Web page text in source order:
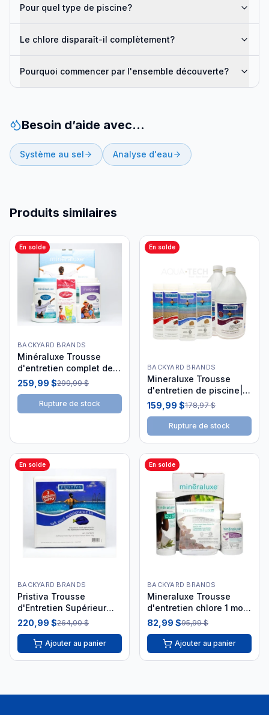
Pour quel type de piscine?
Le chlore disparaît-il complètement?
Pourquoi commencer par l'ensemble découverte?
Besoin d’aide avec…
Système au sel Analyse d'eau
Produits similaires
En solde
BACKYARD BRANDS
Minéraluxe Trousse
d'entretien complet de
piscine avec Oxygen
259,99 $299,99 $
Rupture de stock
En solde
BACKYARD BRANDS
Mineraluxe Trousse
d'entretien de piscine|
DML00601
159,99 $178,97 $
Rupture de stock
En solde
BACKYARD BRANDS
Pristiva Trousse
d'Entretien Supérieur
Piscine au Sel PRC35106
220,99 $264,00 $
Ajouter au panier
En solde
BACKYARD BRANDS
Mineraluxe Trousse
d'entretien chlore 1 mois
DML00503
82,99 $95,99 $
Ajouter au panier